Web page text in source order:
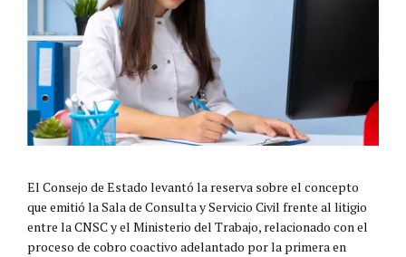
El Consejo de Estado levantó la reserva sobre el concepto
que emitió la Sala de Consulta y Servicio Civil frente al litigio
entre la CNSC y el Ministerio del Trabajo, relacionado con el
proceso de cobro coactivo adelantado por la primera en